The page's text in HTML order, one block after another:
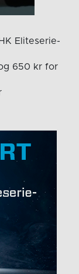
Eliteserie-
650 kr for